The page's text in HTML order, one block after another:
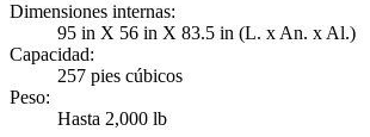
Dimensiones internas:
95 in X 56 in X 83.5 in (L. x An. x Al.)
Capacidad:
257 pies cúbicos
Peso:
Hasta 2,000 lb